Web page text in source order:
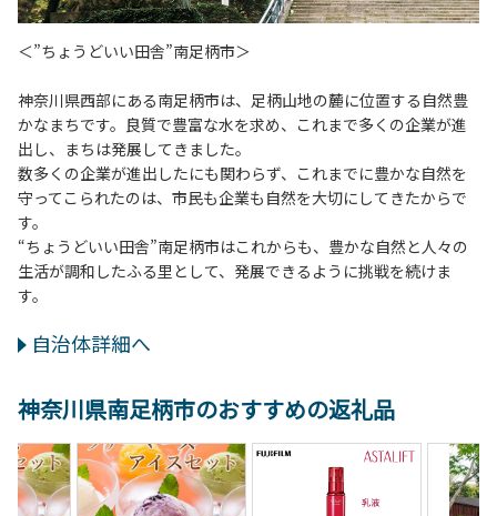
＜”ちょうどいい田舎”南足柄市＞
神奈川県西部にある南足柄市は、足柄山地の麓に位置する自然豊
かなまちです。良質で豊富な水を求め、これまで多くの企業が進
出し、まちは発展してきました。
数多くの企業が進出したにも関わらず、これまでに豊かな自然を
守ってこられたのは、市民も企業も自然を大切にしてきたからで
す。
“ちょうどいい田舎”南足柄市はこれからも、豊かな自然と人々の
生活が調和したふる里として、発展できるように挑戦を続けま
す。
自治体詳細へ
神奈川県南足柄市のおすすめの返礼品